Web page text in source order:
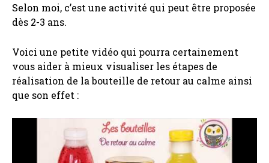
Selon moi, c’est une activité qui peut être proposée
dès 2-3 ans.
Voici une petite vidéo qui pourra certainement
vous aider à mieux visualiser les étapes de
réalisation de la bouteille de retour au calme ainsi
que son effet :